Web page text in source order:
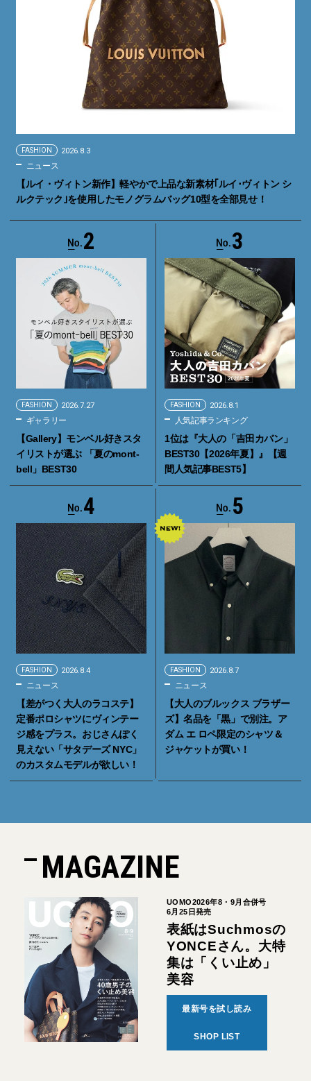
FASHION 2026.8.3
ニュース
【ルイ・ヴィトン新作】軽やかで上品な新素材｢ルイ･ヴィトン シ
ルクテック｣を使用したモノグラムバッグ10型を全部見せ！
2
FASHION 2026.7.27
ギャラリー
【Gallery】モンベル好きスタ
イリストが選ぶ 「夏のmont-
bell」BEST30
3
FASHION 2026.8.1
人気記事ランキング
1位は『大人の「吉田カバン」
BEST30【2026年夏】』【週
間人気記事BEST5】
4
FASHION 2026.8.4
ニュース
【差がつく大人のラコステ】
定番ポロシャツにヴィンテー
ジ感をプラス。おじさんぽく
見えない「サタデーズ NYC」
のカスタムモデルが欲しい！
5
FASHION 2026.8.7
ニュース
【大人のブルックス ブラザー
ズ】名品を「黒」で別注。ア
ダム エ ロペ限定のシャツ＆
ジャケットが買い！
MAGAZINE
UOMO2026年8・9月合併号
6月25日発売
表紙はSuchmosの
YONCEさん。大特
集は「くい止め」
美容
最新号を試し読み
SHOP LIST